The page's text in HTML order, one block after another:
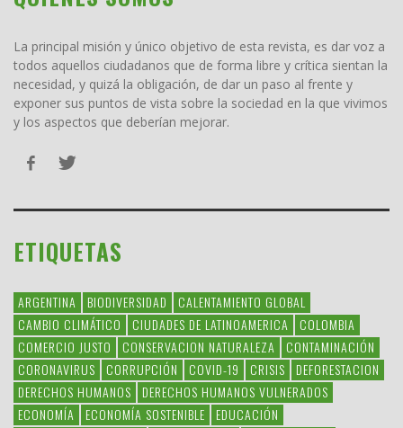
La principal misión y único objetivo de esta revista, es dar voz a
todos aquellos ciudadanos que de forma libre y crítica sientan la
necesidad, y quizá la obligación, de dar un paso al frente y
exponer sus puntos de vista sobre la sociedad en la que vivimos
y los aspectos que deberían mejorar.
ETIQUETAS
ARGENTINA BIODIVERSIDAD
CALENTAMIENTO GLOBAL
CAMBIO CLIMÁTICO
CIUDADES DE LATINOAMERICA
COLOMBIA
COMERCIO JUSTO
CONSERVACION NATURALEZA
CONTAMINACIÓN
CORONAVIRUS
CORRUPCIÓN COVID-19 CRISIS
DEFORESTACION
DERECHOS HUMANOS
DERECHOS HUMANOS VULNERADOS
ECONOMÍA
ECONOMÍA SOSTENIBLE
EDUCACIÓN